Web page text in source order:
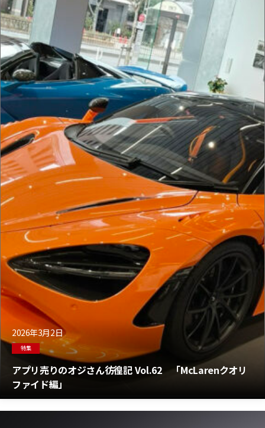
2026年3月2日
特集
アプリ売りのオジさん彷徨記 Vol.62 「McLarenクオリ
ファイド編」